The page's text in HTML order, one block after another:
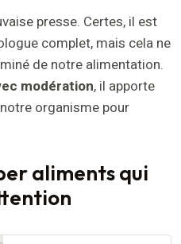
presse. Certes, il est
complet, mais cela ne
de notre alimentation.
modération, il apporte
organisme pour
aliments qui